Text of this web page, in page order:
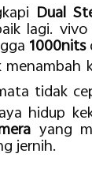
Dual
lagi.
1000nits
tidak
hidup
yang
jernih.